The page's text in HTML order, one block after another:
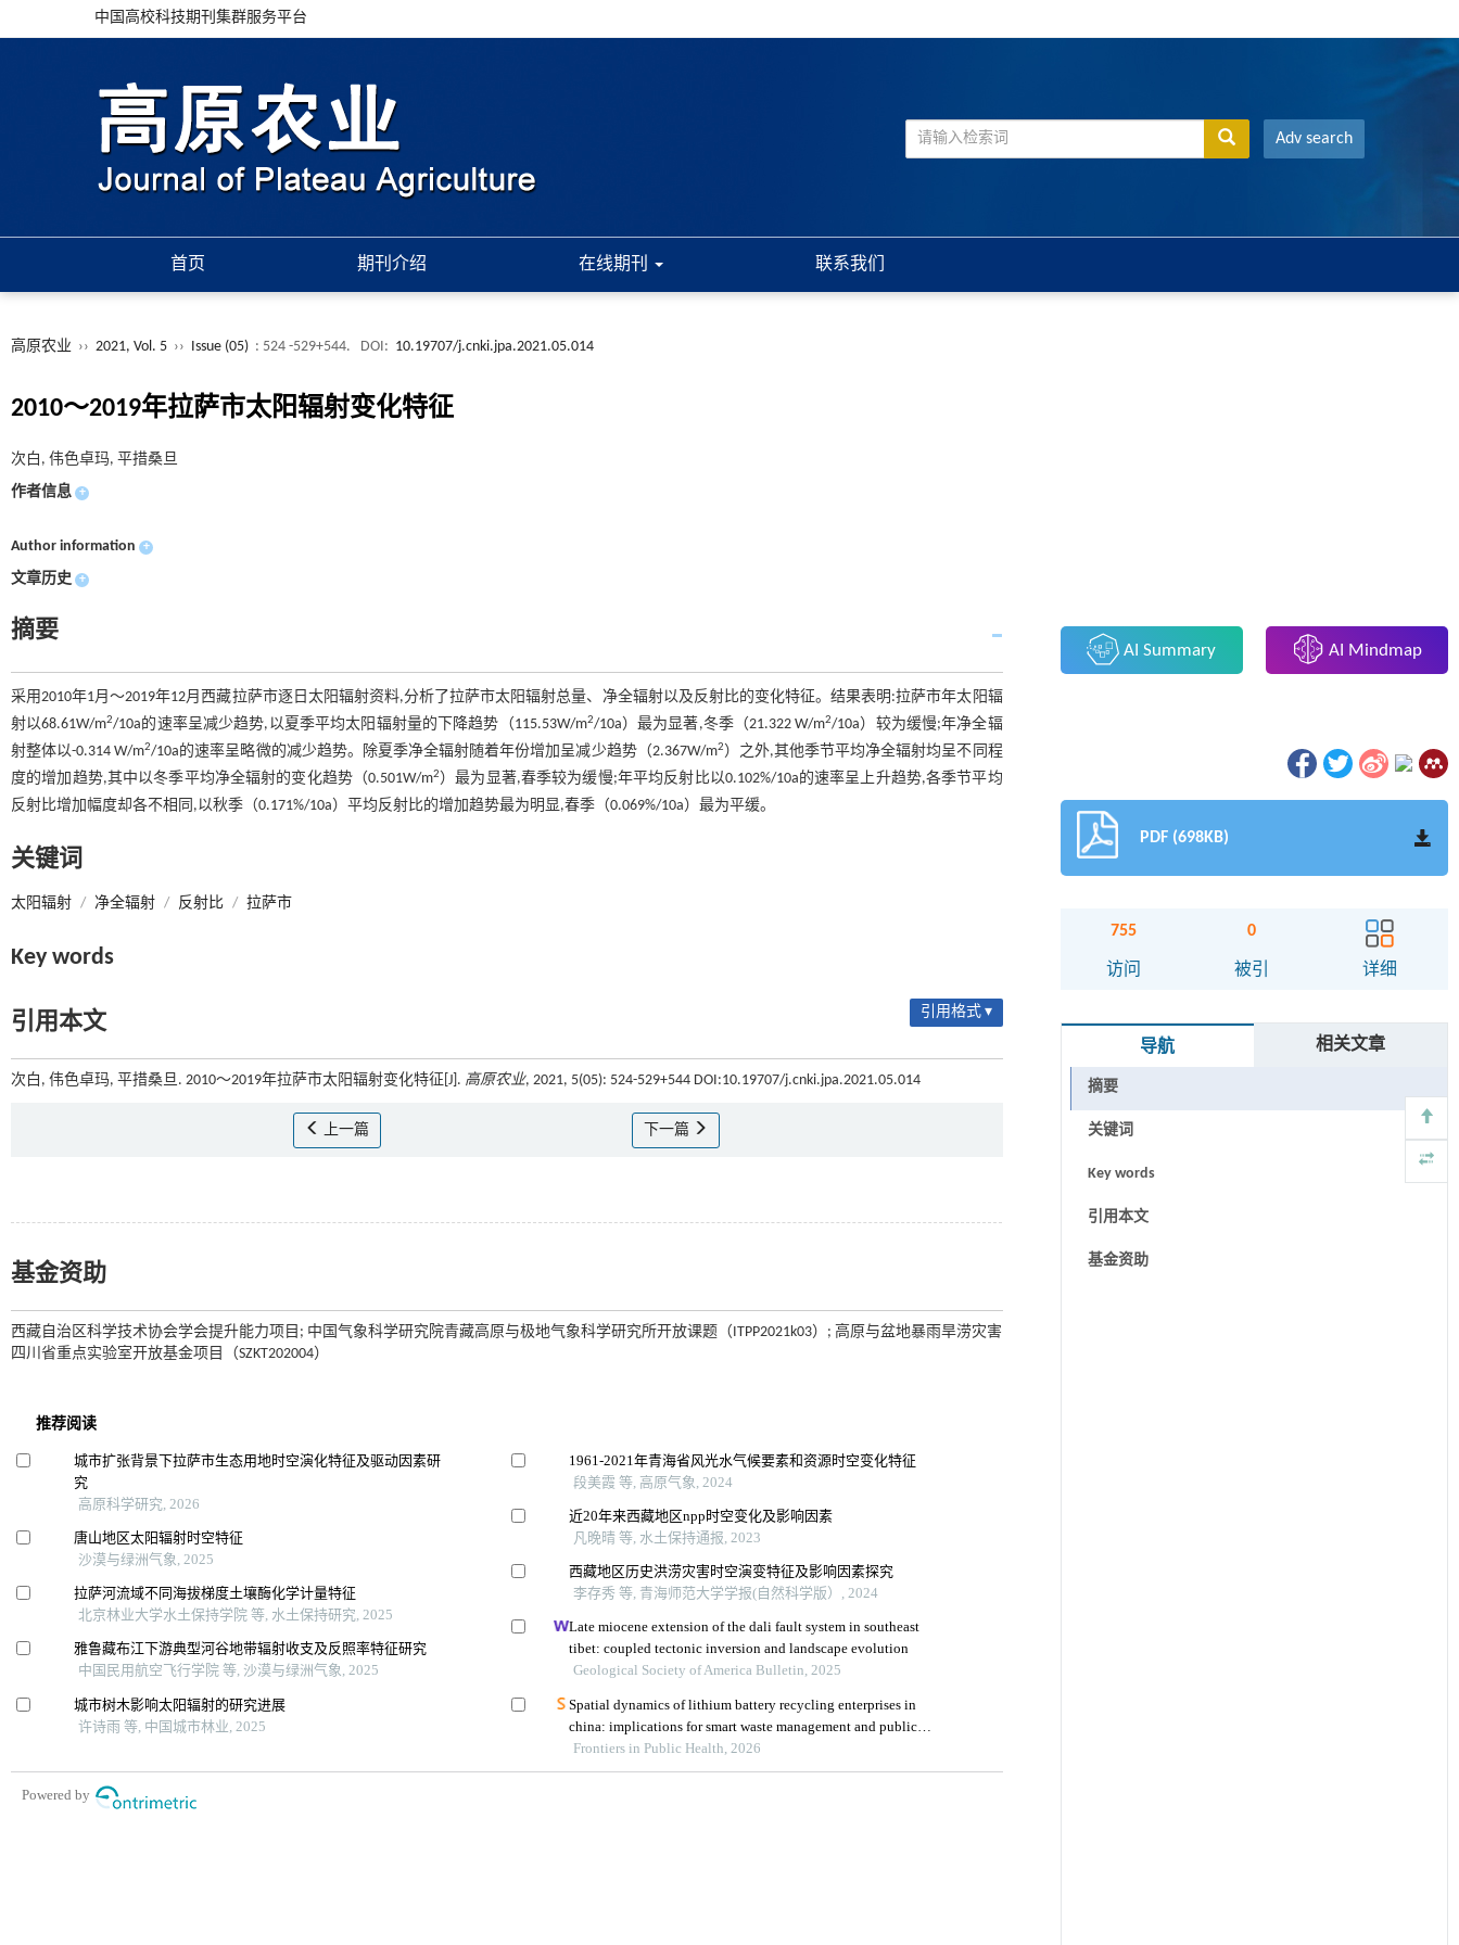
中国高校科技期刊集群服务平台
Adv search
首页 期刊介绍 在线期刊 联系我们
高原农业 ›› 2021, Vol. 5 ›› Issue (05) : 524 -529+544. DOI: 10.19707/j.cnki.jpa.2021.05.014
2010～2019年拉萨市太阳辐射变化特征
次白, 伟色卓玛, 平措桑旦
作者信息 +
Author information +
文章历史 +
摘要
采用2010年1月～2019年12月西藏拉萨市逐日太阳辐射资料,分析了拉萨市太阳辐射总量、净全辐射以及反射比的变化特征。结果表明:拉萨市年太阳辐
射以68.61W/m2/10a的速率呈减少趋势,以夏季平均太阳辐射量的下降趋势（115.53W/m2/10a）最为显著,冬季（21.322 W/m2/10a）较为缓慢;年净全辐
射整体以-0.314 W/m2/10a的速率呈略微的减少趋势。除夏季净全辐射随着年份增加呈减少趋势（2.367W/m2）之外,其他季节平均净全辐射均呈不同程
度的增加趋势,其中以冬季平均净全辐射的变化趋势（0.501W/m2）最为显著,春季较为缓慢;年平均反射比以0.102%/10a的速率呈上升趋势,各季节平均
反射比增加幅度却各不相同,以秋季（0.171%/10a）平均反射比的增加趋势最为明显,春季（0.069%/10a）最为平缓。
关键词
太阳辐射 / 净全辐射 / 反射比 / 拉萨市
Key words
引用本文 引用格式 ▾
次白, 伟色卓玛, 平措桑旦. 2010～2019年拉萨市太阳辐射变化特征[J]. 高原农业, 2021, 5(05): 524-529+544 DOI:10.19707/j.cnki.jpa.2021.05.014
上一篇 下一篇
基金资助
西藏自治区科学技术协会学会提升能力项目; 中国气象科学研究院青藏高原与极地气象科学研究所开放课题（ITPP2021k03）; 高原与盆地暴雨旱涝灾害
四川省重点实验室开放基金项目（SZKT202004）
AI Summary AI Mindmap
PDF (698KB)
755
访问
0
被引 详细
导航 相关文章
摘要
关键词
Key words
引用本文
基金资助